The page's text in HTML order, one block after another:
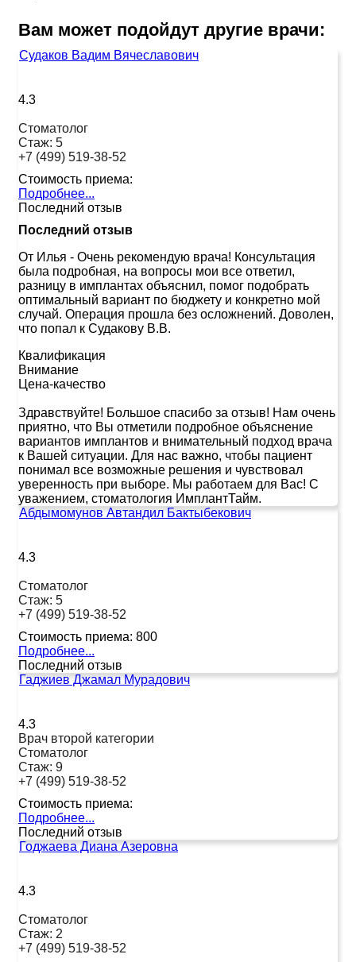
Вам может подойдут другие врачи:
Судаков Вадим Вячеславович
4.3
Стоматолог
Стаж: 5
+7 (499) 519-38-52
Стоимость приема:
Подробнее...
Последний отзыв
Последний отзыв
От Илья - Очень рекомендую врача! Консультация
была подробная, на вопросы мои все ответил,
разницу в имплантах объяснил, помог подобрать
оптимальный вариант по бюджету и конкретно мой
случай. Операция прошла без осложнений. Доволен,
что попал к Судакову В.В.
Квалификация
Внимание
Цена-качество
Здравствуйте! Большое спасибо за отзыв! Нам очень
приятно, что Вы отметили подробное объяснение
вариантов имплантов и внимательный подход врача
к Вашей ситуации. Для нас важно, чтобы пациент
понимал все возможные решения и чувствовал
уверенность при выборе. Мы работаем для Вас! С
уважением, стоматология ИмплантТайм.
Абдымомунов Автандил Бактыбекович
4.3
Стоматолог
Стаж: 5
+7 (499) 519-38-52
Стоимость приема: 800
Подробнее...
Последний отзыв
Гаджиев Джамал Мурадович
4.3
Врач второй категории
Стоматолог
Стаж: 9
+7 (499) 519-38-52
Стоимость приема:
Подробнее...
Последний отзыв
Годжаева Диана Азеровна
4.3
Стоматолог
Стаж: 2
+7 (499) 519-38-52